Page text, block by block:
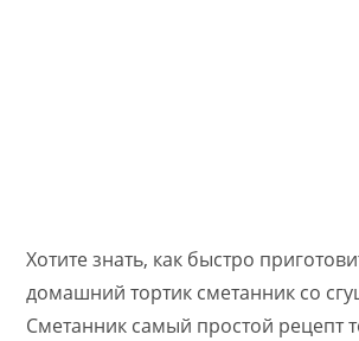
Хотите знать, как быстро
домашний тортик сметанник со
Сметанник самый простой рецепт